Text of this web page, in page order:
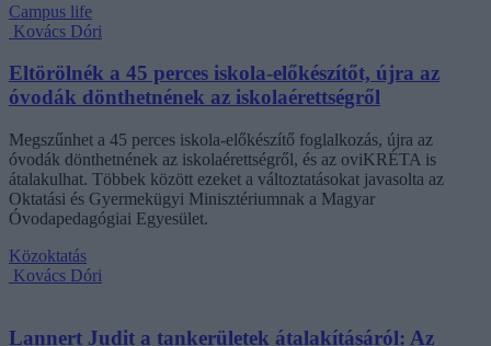
Campus life
Kovács Dóri
Eltörölnék a 45 perces iskola-előkészítőt, újra az
óvodák dönthetnének az iskolaérettségről
Megszűnhet a 45 perces iskola-előkészítő foglalkozás, újra az
óvodák dönthetnének az iskolaérettségről, és az oviKRÉTA is
átalakulhat. Többek között ezeket a változtatásokat javasolta az
Oktatási és Gyermekügyi Minisztériumnak a Magyar
Óvodapedagógiai Egyesület.
Közoktatás
Kovács Dóri
Lannert Judit a tankerületek átalakításáról: Az